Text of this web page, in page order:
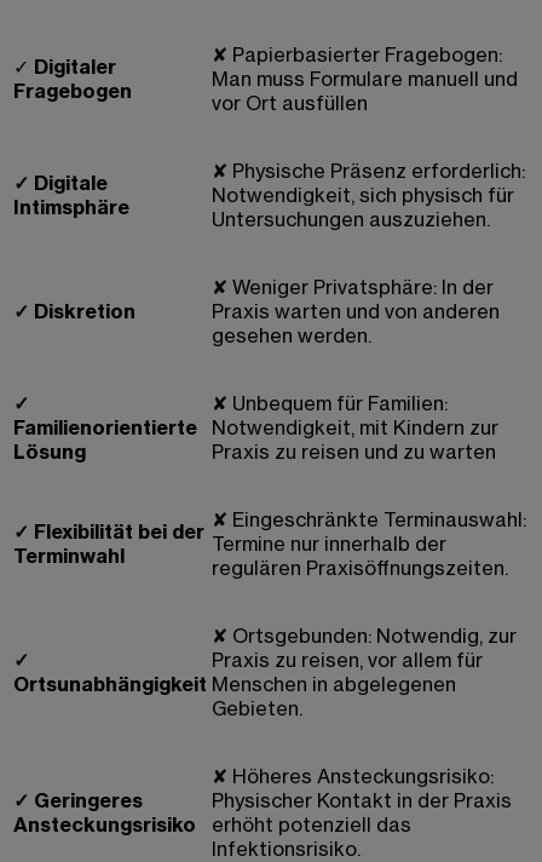
✓ Digitaler
Fragebogen
✘ Papierbasierter Fragebogen:
Man muss Formulare manuell und
vor Ort ausfüllen
✓ Digitale
Intimsphäre
✘ Physische Präsenz erforderlich:
Notwendigkeit, sich physisch für
Untersuchungen auszuziehen.
✓ Diskretion
✘ Weniger Privatsphäre: In der
Praxis warten und von anderen
gesehen werden.
✓
Familienorientierte
Lösung
✘ Unbequem für Familien:
Notwendigkeit, mit Kindern zur
Praxis zu reisen und zu warten
✓ Flexibilität bei der
Terminwahl
✘ Eingeschränkte Terminauswahl:
Termine nur innerhalb der
regulären Praxisöffnungszeiten.
✓
Ortsunabhängigkeit
✘ Ortsgebunden: Notwendig, zur
Praxis zu reisen, vor allem für
Menschen in abgelegenen
Gebieten.
✓ Geringeres
Ansteckungsrisiko
✘ Höheres Ansteckungsrisiko:
Physischer Kontakt in der Praxis
erhöht potenziell das
Infektionsrisiko.